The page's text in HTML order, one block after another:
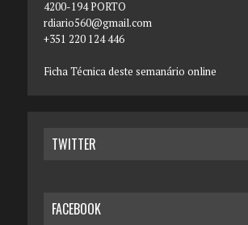
4200-194 PORTO
rdiario560@gmail.com
+351 220 124 446
Ficha Técnica deste semanário online
TWITTER
FACEBOOK